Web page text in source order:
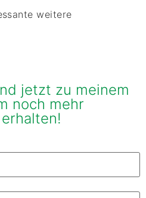
weitere
jetzt zu meinem
noch mehr